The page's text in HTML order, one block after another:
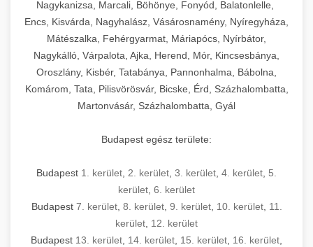
Ipari sütők és gőzpárolók katalógusa -
chef-iparikonyhagepek.hu
berendezések
használatot, miközben megfelel az összes
higiéniai előírásnak.
Ipari hűtőberendezések széles
választéka - chef-iparikonyhagepek.hu
kereskedelmi hűtőegység és hűtőkamra rendszerek
hőmérsékletet és vízminőséget figyelő
rendszerekkel, valamint energiatakarékos
technológiával rendelkeznek. A rozsdamentes
acél konstrukció és a könnyen hozzáférhető
karbantartási pontok biztosítják a hosszú
élettartamot és az egyszerű üzemeltetést.
Ipari mosogatógépek teljes kínálata -
kereskedelmi mosogatógép és tisztítóberendezések
tisztíthatók, szétszerelhetők és karbantarthatók,
megfelelnek az összes élelmiszer-biztonsági
előírásnak. Különböző teljesítményű modellek
állnak rendelkezésre asztali és állványos
kivitelben, az egyedi igények és a
feldolgozandó mennyiségek függvényében.
Biztonságos kezelést biztosító védőburkolatok
számára.
Sajtreszelő gépek szakmai választéka -
chef-iparikonyhagepek.hu
kereskedelmi sajtreszelő és aprítógépek
berendezést magában foglal, amely szükséges
egy modern, hatékonyan működő
kereskedelmi konyha komplett felszereléséhez
és működtetéséhez. Az alapvető
főzőberendezésektől (tűzhelyek, sütők,
grillsütők, frittőzök) kezdve a speciális
feldolgozógépeken (szeletelők, aprítók,
kiegészítő eszközökig mindent egy helyen
megtalál. Szakértő tanácsadóink segítenek a
megfelelő berendezések kiválasztásában, a
konyha optimális elrendezésének
megtervezésében, valamint a telepítés és az
Nagykanizsa, Marcali, Böhönye, Fonyód, Balatonlelle,
Encs, Kisvárda, Nagyhalász, Vásárosnamény, Nyíregyháza,
Mátészalka, Fehérgyarmat, Máriapócs, Nyírbátor,
Nagykálló, Várpalota, Ajka, Herend, Mór, Kincsesbánya,
Oroszlány, Kisbér, Tatabánya, Pannonhalma, Bábolna,
Komárom, Tata, Pilisvörösvár, Bicske, Érd, Százhalombatta,
Martonvásár, Százhalombatta, Gyál
Budapest egész területe:
Budapest 1. kerület 2. kerület 3. kerület 4. kerület 5.
kerület 6. kerület
Budapest 7. kerület, 8. kerület, 9. kerület, 10. kerület, 11.
kerület 12. kerület
Budapest 13. kerület 14. kerület 15. kerület 16. kerület